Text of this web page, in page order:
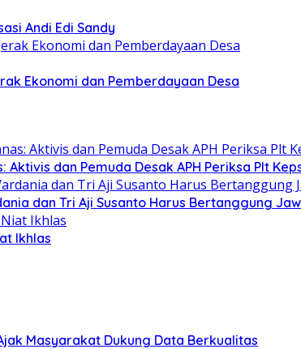
Andi Edi Sandy
Ekonomi dan Pemberdayaan Desa
Aktivis dan Pemuda Desak APH Periksa Plt
dan Tri Aji Susanto Harus Bertanggung
Ikhlas
Masyarakat Dukung Data Berkualitas